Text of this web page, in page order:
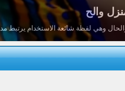
والح
والحال وهي لفظة شائعة الاستخدام يرتبط